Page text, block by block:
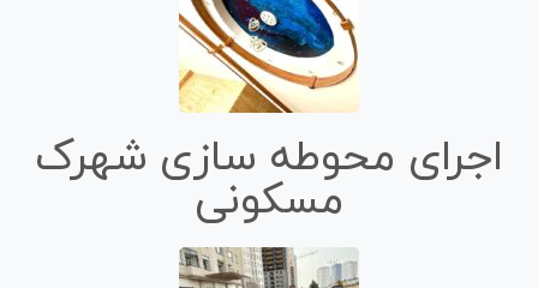
اجرای محوطه سازی شهرک
مسکونی